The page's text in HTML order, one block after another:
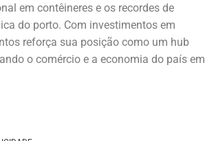
em contêineres e os recordes de
do porto. Com investimentos em
reforça sua posição como um hub
o comércio e a economia do país em